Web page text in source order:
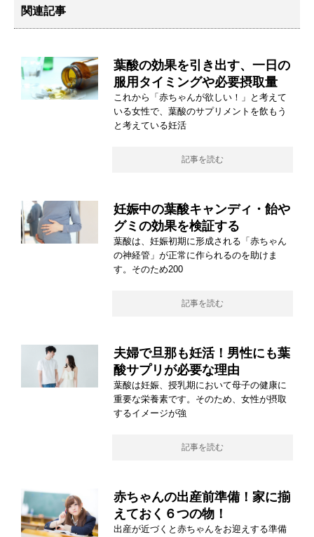
関連記事
葉酸の効果を引き出す、一日の
服用タイミングや必要摂取量
これから「赤ちゃんが欲しい！」と考えて
いる女性で、葉酸のサプリメントを飲もう
と考えている妊活
記事を読む
妊娠中の葉酸キャンディ・飴や
グミの効果を検証する
葉酸は、妊娠初期に形成される「赤ちゃん
の神経管」が正常に作られるのを助けま
す。そのため200
記事を読む
夫婦で旦那も妊活！男性にも葉
酸サプリが必要な理由
葉酸は妊娠、授乳期において母子の健康に
重要な栄養素です。そのため、女性が摂取
するイメージが強
記事を読む
赤ちゃんの出産前準備！家に揃
えておく６つの物！
出産が近づくと赤ちゃんをお迎えする準備